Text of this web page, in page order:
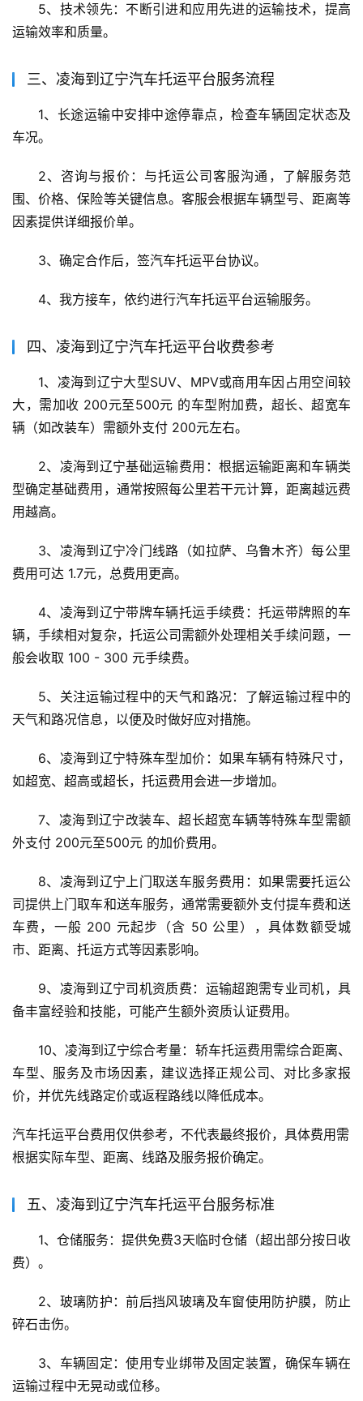
5、技术领先：不断引进和应用先进的运输技术，提高
运输效率和质量。
三、凌海到辽宁汽车托运平台服务流程
1、长途运输中安排中途停靠点，检查车辆固定状态及
车况。
2、咨询与报价：与托运公司客服沟通，了解服务范
围、价格、保险等关键信息。客服会根据车辆型号、距离等
因素提供详细报价单。
3、确定合作后，签汽车托运平台协议。
4、我方接车，依约进行汽车托运平台运输服务。
四、凌海到辽宁汽车托运平台收费参考
1、凌海到辽宁大型SUV、MPV或商用车因占用空间较
大，需加收 200元至500元 的车型附加费，超长、超宽车
辆（如改装车）需额外支付 200元左右。
2、凌海到辽宁基础运输费用：根据运输距离和车辆类
型确定基础费用，通常按照每公里若干元计算，距离越远费
用越高。
3、凌海到辽宁冷门线路（如拉萨、乌鲁木齐）每公里
费用可达 1.7元，总费用更高。
4、凌海到辽宁带牌车辆托运手续费：托运带牌照的车
辆，手续相对复杂，托运公司需额外处理相关手续问题，一
般会收取 100 - 300 元手续费。
5、关注运输过程中的天气和路况：了解运输过程中的
天气和路况信息，以便及时做好应对措施。
6、凌海到辽宁特殊车型加价：如果车辆有特殊尺寸，
如超宽、超高或超长，托运费用会进一步增加。
7、凌海到辽宁改装车、超长超宽车辆等特殊车型需额
外支付 200元至500元 的加价费用。
8、凌海到辽宁上门取送车服务费用：如果需要托运公
司提供上门取车和送车服务，通常需要额外支付提车费和送
车费，一般 200 元起步（含 50 公里），具体数额受城
市、距离、托运方式等因素影响。
9、凌海到辽宁司机资质费：运输超跑需专业司机，具
备丰富经验和技能，可能产生额外资质认证费用。
10、凌海到辽宁综合考量：轿车托运费用需综合距离、
车型、服务及市场因素，建议选择正规公司、对比多家报
价，并优先线路定价或返程路线以降低成本。
汽车托运平台费用仅供参考，不代表最终报价，具体费用需
根据实际车型、距离、线路及服务报价确定。
五、凌海到辽宁汽车托运平台服务标准
1、仓储服务：提供免费3天临时仓储（超出部分按日收
费）。
2、玻璃防护：前后挡风玻璃及车窗使用防护膜，防止
碎石击伤。
3、车辆固定：使用专业绑带及固定装置，确保车辆在
运输过程中无晃动或位移。